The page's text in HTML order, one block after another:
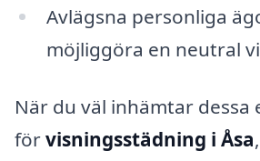
Avlägsna personliga
möjliggöra en neutral
När du väl inhämtar dessa
förvisningsstädning i Åsa